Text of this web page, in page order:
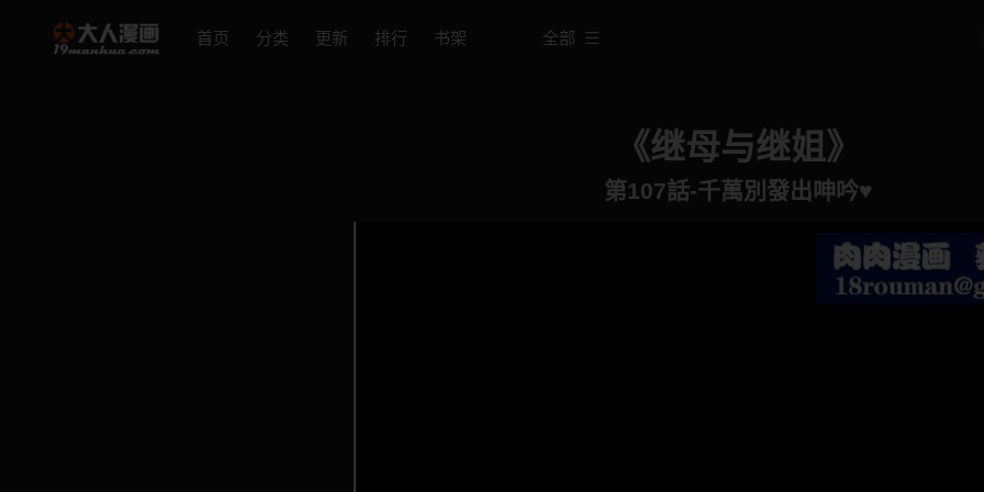
首页 分类 更新 排行 书架 全部
《继母与继姐》
第107話-千萬別發出呻吟♥